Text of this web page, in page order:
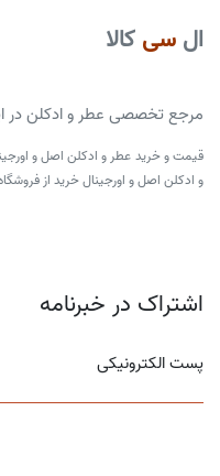
ال سی کالا
مرجع تخصصی عطر و ادکلن در
قیمت و خرید عطر و ادکلن اصل و
و ادکلن اصل و اورجینال خرید از
اشتراک در خبرنامه
پست الکترونیکی